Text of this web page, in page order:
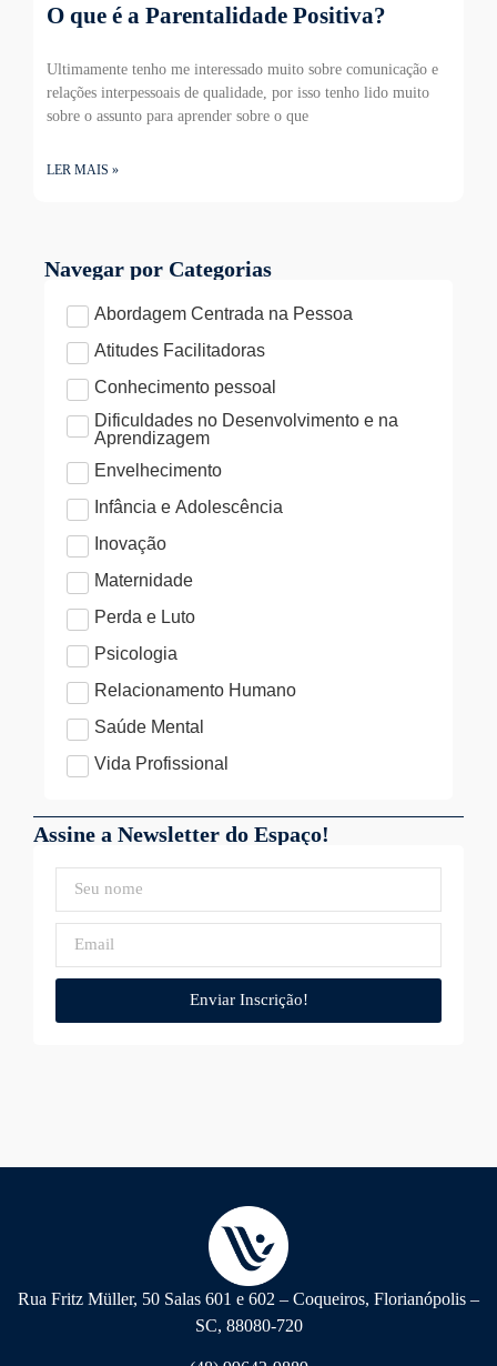
O que é a Parentalidade Positiva?
Ultimamente tenho me interessado muito sobre comunicação e
relações interpessoais de qualidade, por isso tenho lido muito
sobre o assunto para aprender sobre o que
LER MAIS »
Navegar por Categorias
Abordagem Centrada na Pessoa
Atitudes Facilitadoras
Conhecimento pessoal
Dificuldades no Desenvolvimento e na
Aprendizagem
Envelhecimento
Infância e Adolescência
Inovação
Maternidade
Perda e Luto
Psicologia
Relacionamento Humano
Saúde Mental
Vida Profissional
Assine a Newsletter do Espaço!
Enviar Inscrição!
Rua Fritz Müller, 50 Salas 601 e 602 – Coqueiros, Florianópolis –
SC, 88080-720